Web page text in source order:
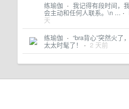
练瑜伽 · 我记得有段时间，
会主动和任何人联系。\n ... ·
天
练瑜伽 · “bra背心”突然火了
太太时髦了！ · 2 天前